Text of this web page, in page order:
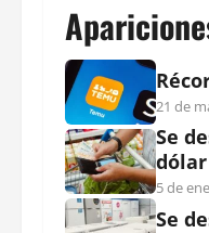
21 de
Se
dólar
5 de
Se